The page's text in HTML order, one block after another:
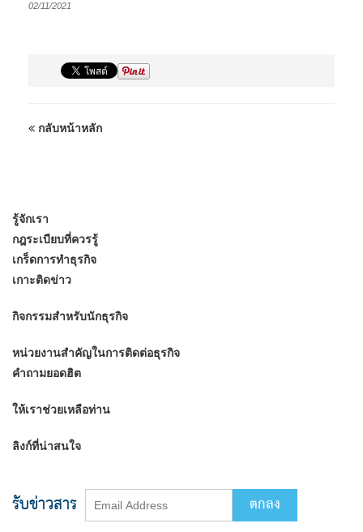
02/11/2021
กลับหน้าหลัก
รู้จักเรา
กฎระเบียบที่ควรรู้
เกร็ดการทำธุรกิจ
เกาะติดข่าว
กิจกรรมสำหรับนักธุรกิจ
หน่วยงานสำคัญในการติดต่อธุรกิจ
คำถามยอดฮิต
ให้เราช่วยเหลือท่าน
ลิงก์ที่น่าสนใจ
รับข่าวสาร